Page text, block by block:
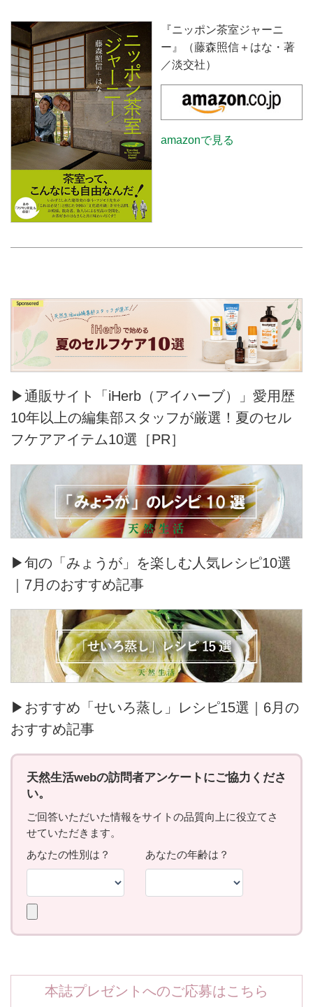
『ニッポン茶室ジャーニ
ー』（藤森照信＋はな・著
／淡交社）
amazonで見る
▶通販サイト「iHerb（アイハーブ）」愛用歴
10年以上の編集部スタッフが厳選！夏のセル
フケアアイテム10選［PR］
▶旬の「みょうが」を楽しむ人気レシピ10選
｜7月のおすすめ記事
▶おすすめ「せいろ蒸し」レシピ15選｜6月の
おすすめ記事
本誌プレゼントへのご応募はこちら